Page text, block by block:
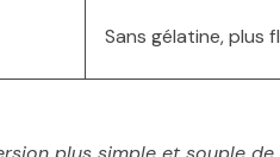
Sans gélatine, plus